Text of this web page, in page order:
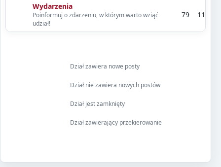
Wydarzenia
Poinformuj o zdarzeniu, w którym warto wziąć
udział!
79 117
Dział zawiera nowe posty
Dział nie zawiera nowych postów
Dział jest zamknięty
Dział zawierający przekierowanie